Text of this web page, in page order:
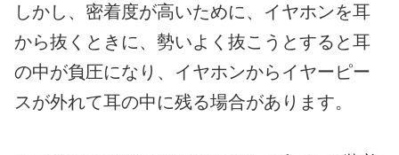
しかし、密着度が高いために、イヤホンを耳
から抜くときに、勢いよく抜こうとすると耳
の中が負圧になり、イヤホンからイヤーピー
スが外れて耳の中に残る場合があります。